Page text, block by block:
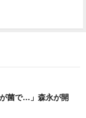
菌で…」森永が開